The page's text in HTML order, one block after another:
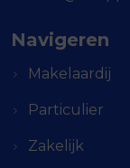
Navigeren
Makelaardij
Particulier
Zakelijk